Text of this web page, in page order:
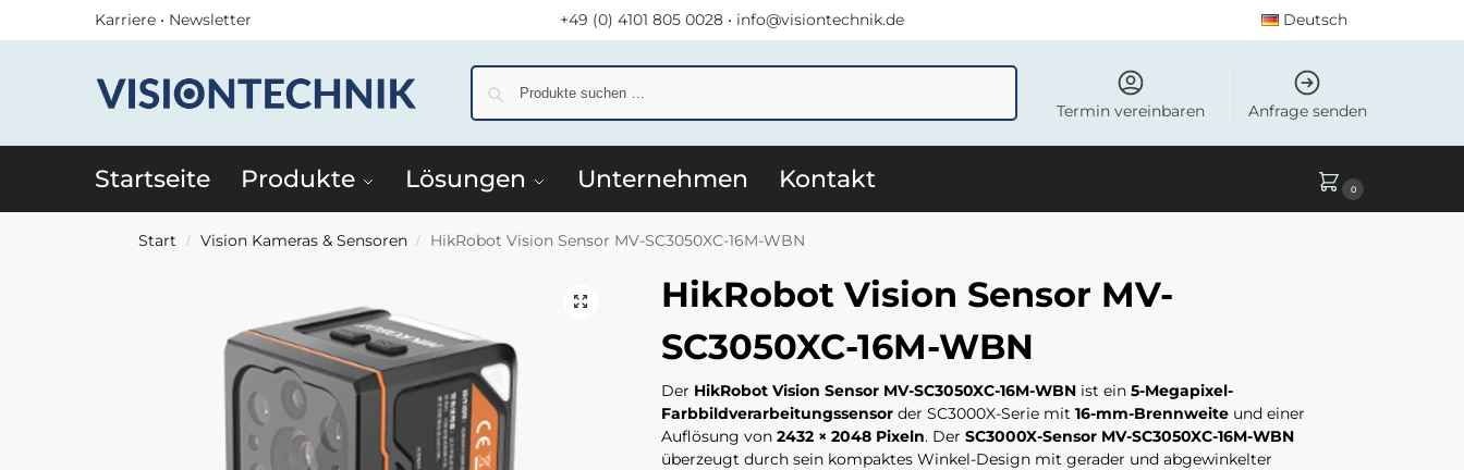
Karriere • Newsletter +49 (0) 4101 805 0028 • info@visiontechnik.de Deutsch
Termin vereinbaren Anfrage senden
Startseite Produkte Lösungen Unternehmen Kontakt 0
Start / Vision Kameras & Sensoren / HikRobot Vision Sensor MV-SC3050XC-16M-WBN
HikRobot Vision Sensor MV-
SC3050XC-16M-WBN
Der HikRobot Vision Sensor MV-SC3050XC-16M-WBNist ein 5-Megapixel-
Farbbildverarbeitungssensorder SC3000X-Serie mit 16-mm-Brennweiteund einer
Auflösung von 2432 × 2048 Pixeln. Der SC3000X-Sensor MV-SC3050XC-16M-WBN
überzeugt durch sein kompaktes Winkel-Design mit gerader und abgewinkelter